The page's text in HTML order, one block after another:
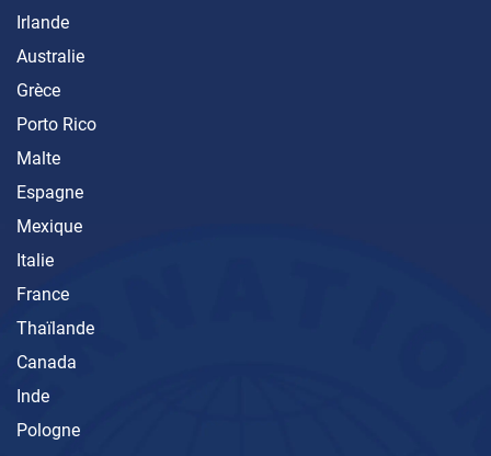
Irlande
Australie
Grèce
Porto Rico
Malte
Espagne
Mexique
Italie
France
Thaïlande
Canada
Inde
Pologne